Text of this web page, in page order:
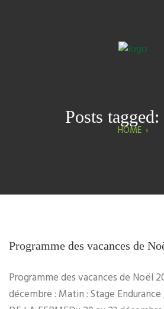
Posts tagged:
HOME ›
Programme des vacances de
Programme des vacances de Noël
décembre : Matin : Stage